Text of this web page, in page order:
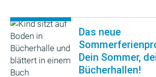
Das neue
Dein Sommer,
Bücherhallen!